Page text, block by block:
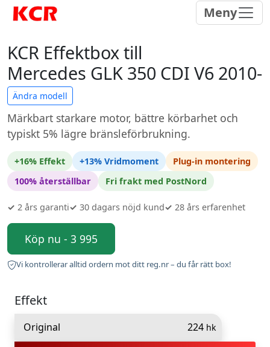
Meny
KCR Effektbox till
Mercedes GLK 350 CDI V6 2010-
Ändra modell
Märkbart starkare motor, bättre körbarhet och
typiskt 5% lägre bränsleförbrukning.
+16% Effekt +13% Vridmoment
Plug-in montering
100% återställbar
Fri frakt med PostNord
✓ 2 års garanti✓ 30 dagars nöjd kund✓ 28 års erfarenhet
Köp nu - 3 995
Vi kontrollerar alltid ordern mot ditt reg.nr – du får rätt box!
Effekt
Original 224 hk